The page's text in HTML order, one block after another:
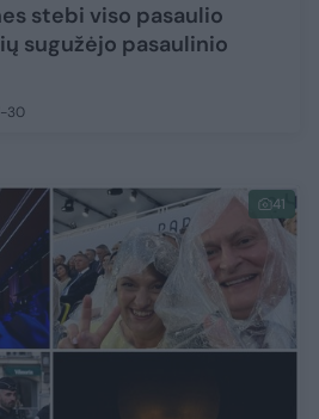
stebi viso pasaulio
sugužėjo pasaulinio
30
41